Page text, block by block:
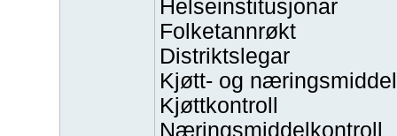
Helseinstitusjonar
Folketannrøkt
Distriktslegar
Kjøtt- og
Kjøttkontroll
Næringsmiddelkontroll